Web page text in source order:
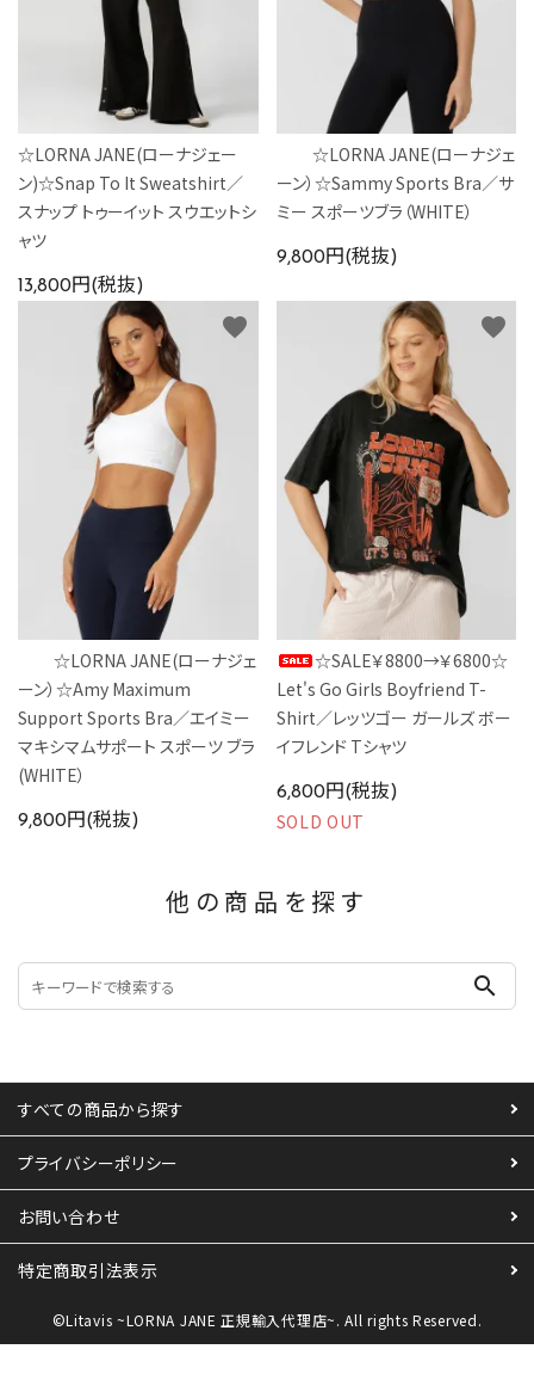
☆LORNA JANE(ローナジェー
ン)☆Snap To It Sweatshirt／
スナップ トゥーイット スウエットシ
ャツ
13,800円(税抜)
☆LORNA JANE(ローナジェ
ーン）☆Sammy Sports Bra／サ
ミー スポーツブラ（WHITE）
9,800円(税抜)
☆LORNA JANE(ローナジェ
ーン）☆Amy Maximum
Support Sports Bra／エイミー
マキシマムサポート スポーツ ブラ
(WHITE）
9,800円(税抜)
favorite
☆SALE￥8800→￥6800☆
Let's Go Girls Boyfriend T-
Shirt／レッツゴー ガールズ ボー
イフレンド Tシャツ
6,800円(税抜)
SOLD OUT
favorite
他の商品を探す
search
すべての商品から探す
プライバシーポリシー
お問い合わせ
特定商取引法表示
©Litavis ~LORNA JANE 正規輸入代理店~. All rights Reserved.